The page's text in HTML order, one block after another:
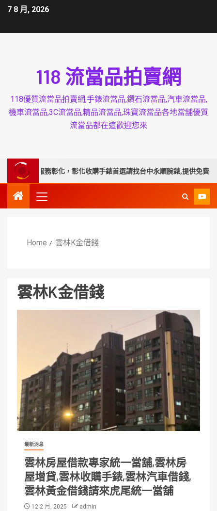
7 8 月, 2026
118 流當品拍賣網
118優質流當品拍賣網,手錶流當品,鑽石流當品,汽車流當品,
機車流當品,3C流當品,精品流當品,珠寶流當品各地當舖優質
流當品都在這歡迎您來
業延伸服務彰化，彰化收購手錶首選請找台中永順腕錶,提供免費手錶
Home 雲林K金借錢
雲林K金借錢
最新消息
雲林房屋借款專家統一當舖,雲林房
屋增貸,雲林收購手錶,雲林汽車借錢,
雲林黃金借錢請來虎尾統一當舖
12 2 月, 2025 admin